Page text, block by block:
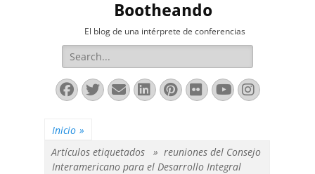
Bootheando
El blog de una intérprete de conferencias
Buscar:
Facebook
Twitter
Correo
electrónico
LinkedIn
Pinterest
FlickrYouTube
Inicio »
Artículos etiquetados » reuniones del Consejo
Interamericano para el Desarrollo Integral